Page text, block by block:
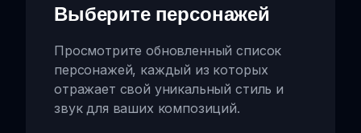
Выберите персонажей
Просмотрите обновленный список
персонажей, каждый из которых
отражает свой уникальный стиль и
звук для ваших композиций.